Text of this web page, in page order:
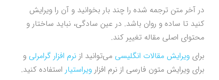
در آخر متن ترجمه شده را چند بار بخوانید و آن را ویرایش
کنید تا ساده و روان باشد. در عین سادگی، نباید ساختار و
محتوای اصلی مقاله تغییر کند.
برای ویرایش مقالات انگلیسی می‌توانید از نرم افزار گرامرلی و
برای ویرایش متون فارسی از نرم افزار ویراستیار استفاده کنید.